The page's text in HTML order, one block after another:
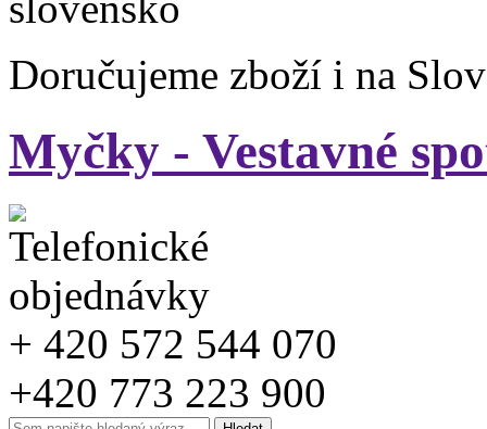
Doručujeme zboží i na
Myčky - Vestavné
+ 420 572 544 070
+420 773 223 900